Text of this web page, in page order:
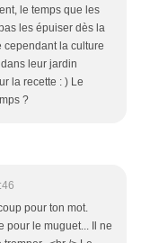
le temps que les
les épuiser dès la
cependant la culture
leur jardin
la recette : ) Le
?
pour ton mot.
pour le muguet... Il ne